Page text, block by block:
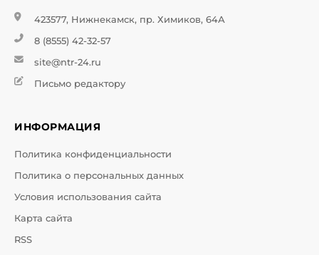
423577, Нижнекамск, пр. Химиков, 64А
8 (8555) 42-32-57
site@ntr-24.ru
Письмо редактору
ИНФОРМАЦИЯ
Политика конфиденциальности
Политика о персональных данных
Условия использования сайта
Карта сайта
RSS